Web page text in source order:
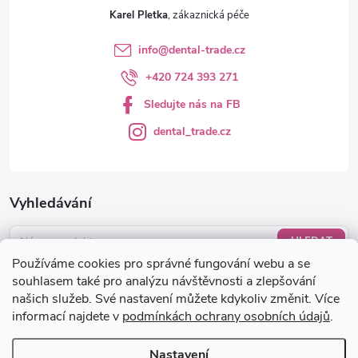
Používáme cookies pro správné fungování webu a se
souhlasem také pro analýzu návštěvnosti a zlepšování
našich služeb. Své nastavení můžete kdykoliv změnit. Více
informací najdete v podmínkách ochrany osobních údajů.
Vyhledávání
HLEDAT
Nákupní košík
0KS /0 KČ
Karel Pletka
info@dental-trade.cz
+420 724 393 271
Sledujte nás na FB
dental_trade.cz